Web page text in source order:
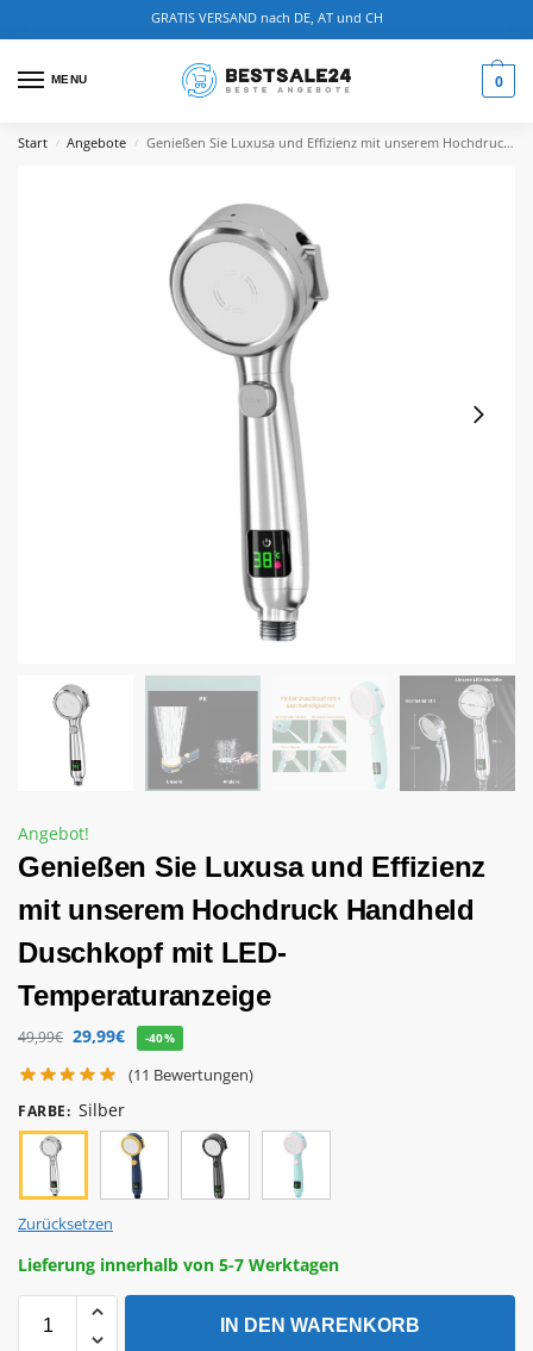
GRATIS VERSAND nach DE, AT und CH
MENU 0
Start / Angebote / Genießen Sie Luxusa und Effizienz mit unserem Hochdruck Handheld Duschkopf mit LED-Temperaturanzeige
Angebot!
Genießen Sie Luxusa und Effizienz
mit unserem Hochdruck Handheld
Duschkopf mit LED-
Temperaturanzeige
49,99€ 29,99€ -40%
(11 Bewertungen)
FARBE: Silber
Zurücksetzen
Lieferung innerhalb von 5-7 Werktagen
IN DEN WARENKORB